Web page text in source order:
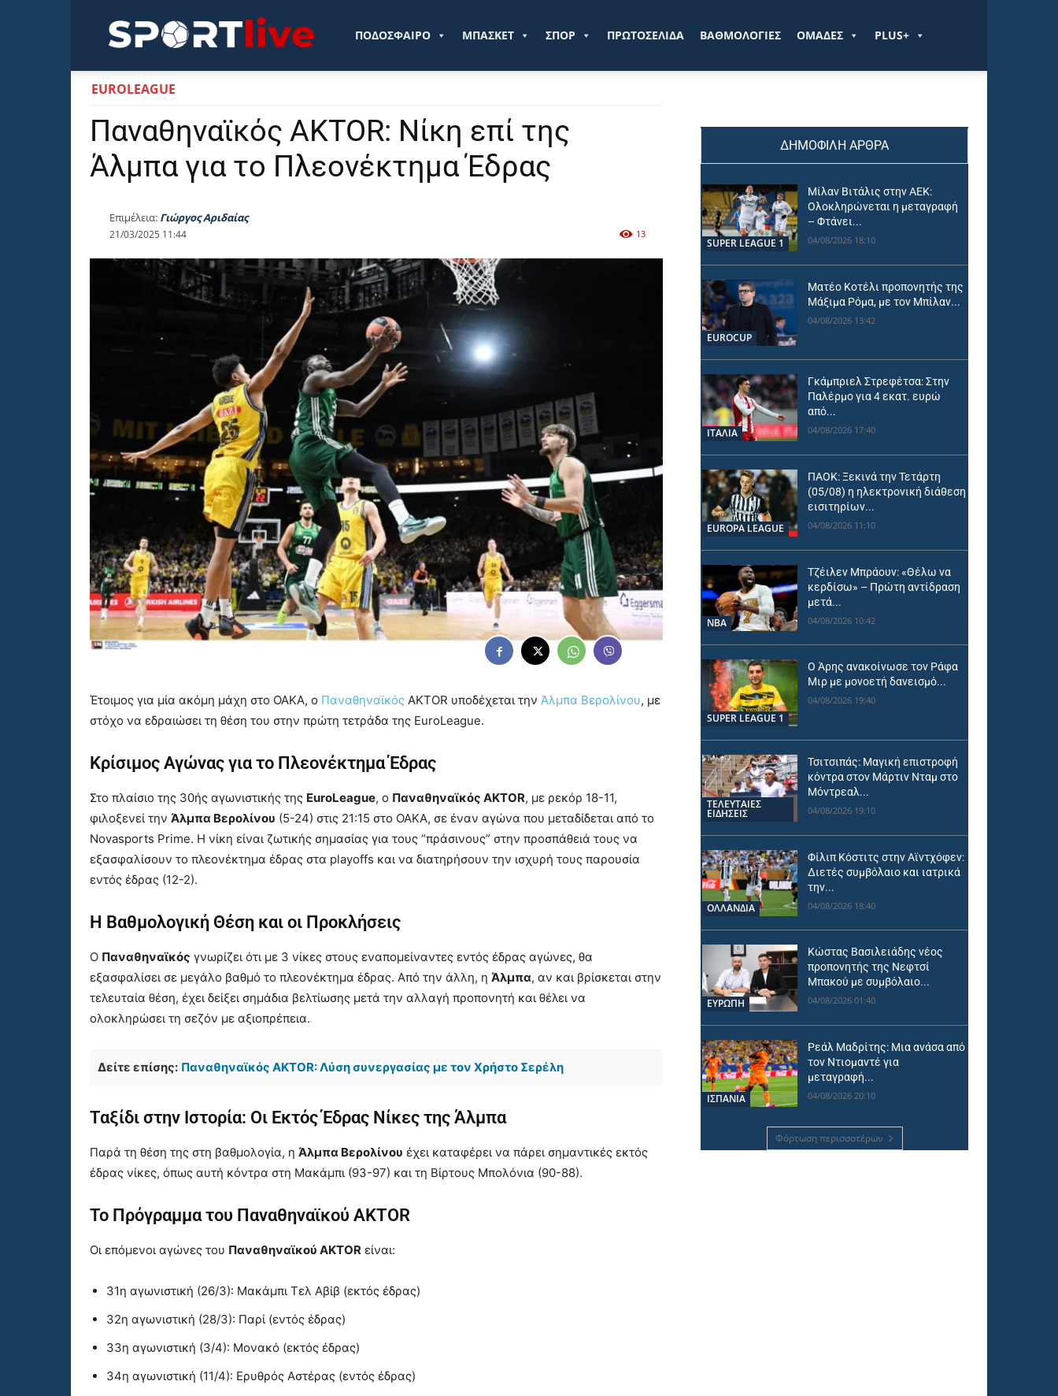
Sportlive.grΠΟΔΟΣΦΑΙΡΟ ΜΠΑΣΚΕΤ ΣΠΟΡ ΠΡΩΤΟΣΕΛΙΔΑ ΒΑΘΜΟΛΟΓΙΕΣ ΟΜΑΔΕΣ PLUS+
EUROLEAGUE
Παναθηναϊκός AKTOR: Νίκη επί της
Άλμπα για το Πλεονέκτημα Έδρας
Επιμέλεια: Γιώργος Αριδαίας
21/03/2025 11:44 13
Έτοιμος για μία ακόμη μάχη στο ΟΑΚΑ, ο Παναθηναϊκός AKTOR υποδέχεται την Άλμπα Βερολίνου, με
στόχο να εδραιώσει τη θέση του στην πρώτη τετράδα της EuroLeague.
Κρίσιμος Αγώνας για το Πλεονέκτημα Έδρας
Στο πλαίσιο της 30ής αγωνιστικής της EuroLeague, ο Παναθηναϊκός AKTOR, με ρεκόρ 18-11,
φιλοξενεί την Άλμπα Βερολίνου (5-24) στις 21:15 στο ΟΑΚΑ, σε έναν αγώνα που μεταδίδεται από το
Novasports Prime. Η νίκη είναι ζωτικής σημασίας για τους “πράσινους” στην προσπάθειά τους να
εξασφαλίσουν το πλεονέκτημα έδρας στα playoffs και να διατηρήσουν την ισχυρή τους παρουσία
εντός έδρας (12-2).
Η Βαθμολογική Θέση και οι Προκλήσεις
Ο Παναθηναϊκός γνωρίζει ότι με 3 νίκες στους εναπομείναντες εντός έδρας αγώνες, θα
εξασφαλίσει σε μεγάλο βαθμό το πλεονέκτημα έδρας. Από την άλλη, η Άλμπα, αν και βρίσκεται στην
τελευταία θέση, έχει δείξει σημάδια βελτίωσης μετά την αλλαγή προπονητή και θέλει να
ολοκληρώσει τη σεζόν με αξιοπρέπεια.
Δείτε επίσης: Παναθηναϊκός AKTOR: Λύση συνεργασίας με τον Χρήστο Σερέλη
Ταξίδι στην Ιστορία: Οι Εκτός Έδρας Νίκες της Άλμπα
Παρά τη θέση της στη βαθμολογία, η Άλμπα Βερολίνου έχει καταφέρει να πάρει σημαντικές εκτός
έδρας νίκες, όπως αυτή κόντρα στη Μακάμπι (93-97) και τη Βίρτους Μπολόνια (90-88).
Το Πρόγραμμα του Παναθηναϊκού AKTOR
Οι επόμενοι αγώνες του Παναθηναϊκού AKTOR είναι:
31η αγωνιστική (26/3): Μακάμπι Τελ Αβίβ (εκτός έδρας)
32η αγωνιστική (28/3): Παρί (εντός έδρας)
33η αγωνιστική (3/4): Μονακό (εκτός έδρας)
34η αγωνιστική (11/4): Ερυθρός Αστέρας (εντός έδρας)
ΔΗΜΟΦΙΛΗ ΑΡΘΡΑ
SUPER LEAGUE 1
Μίλαν Βιτάλις στην ΑΕΚ:
Ολοκληρώνεται η μεταγραφή
– Φτάνει...
04/08/2026 18:10
EUROCUP
Ματέο Κοτέλι προπονητής της
Μάξιμα Ρόμα, με τον Μπίλαν...
04/08/2026 13:42
ΙΤΑΛΙΑ
Γκάμπριελ Στρεφέτσα: Στην
Παλέρμο για 4 εκατ. ευρώ
από...
04/08/2026 17:40
EUROPA LEAGUE
ΠΑΟΚ: Ξεκινά την Τετάρτη
(05/08) η ηλεκτρονική διάθεση
εισιτηρίων...
04/08/2026 11:10
NBA
Τζέιλεν Μπράουν: «Θέλω να
κερδίσω» – Πρώτη αντίδραση
μετά...
04/08/2026 10:42
SUPER LEAGUE 1
Ο Άρης ανακοίνωσε τον Ράφα
Μιρ με μονοετή δανεισμό...
04/08/2026 19:40
ΤΕΛΕΥΤΑΙΕΣ
ΕΙΔΗΣΕΙΣ
Τσιτσιπάς: Μαγική επιστροφή
κόντρα στον Μάρτιν Νταμ στο
Μόντρεαλ...
04/08/2026 19:10
OΛΛΑΝΔΊΑ
Φίλιπ Κόστιτς στην Αϊντχόφεν:
Διετές συμβόλαιο και ιατρικά
την...
04/08/2026 18:40
ΕΥΡΩΠΗ
Κώστας Βασιλειάδης νέος
προπονητής της Νεφτσί
Μπακού με συμβόλαιο...
04/08/2026 01:40
ΙΣΠΑΝΙΑ
Ρεάλ Μαδρίτης: Μια ανάσα από
τον Ντιομαντέ για
μεταγραφή...
04/08/2026 20:10
Φόρτωση περισσοτέρων